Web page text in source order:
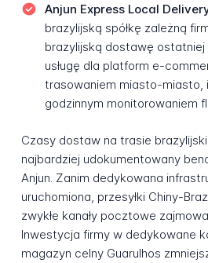
Anjun Express Local
brazylijską spółkę zależną
brazylijską dostawę ostatniej
usługę dla platform e-
trasowaniem miasto-miasto,
godzinnym monitorowaniem
Czasy dostaw na trasie
najbardziej udokumentowany
Anjun. Zanim dedykowana
uruchomiona, przesyłki Chiny-
zwykłe kanały pocztowe
Inwestycja firmy w dedykowane
magazyn celny Guarulhos